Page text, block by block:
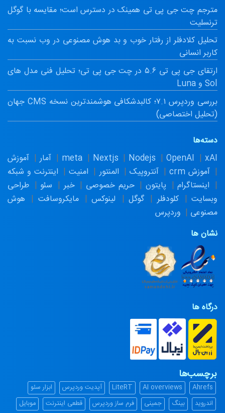
مترجم چت جی پی تی همینک در دسترس است؛ مقایسه با گوگل
ترنسلیت
تحلیل کلادفلر از رفتار خوب و بد هوش مصنوعی در وب نسبت به
کاربر انسانی
ارتقای جی پی تی ۵.۶ در چت جی پی تی؛ تحلیل فنی مدل های
Sol و Luna
بررسی وردپرس ۷.۱؛ کالبدشکافی هوشمندترین نسخه CMS جهان
(تحلیل اختصاصی)
دسته‌ها
meta
Nextjs Nodejs OpenAI xAI آمار
آموزش
آموزش crm
آنتروپیک المنتور امنیت
اینترنت و شبکه
اینستاگرام
پایتون حریم خصوصی خبر سئو
طراحی
وبسایت
کلودفلر گوگل لینوکس مایکروسافت
هوش
مصنوعی
وردپرس
نشان ها
درگاه ها
برچسب‌ها
Ahrefs
AI overviews
LiteRT آپدیت وردپرس
ابزار سئو
اندروید
بینگ جمینی فرم ساز وردپرس قطعی اینترنت موبایل